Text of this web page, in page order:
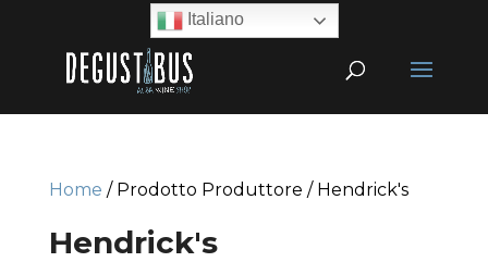
Home / Prodotto Produttore / Hendrick's
Hendrick's
Italiano